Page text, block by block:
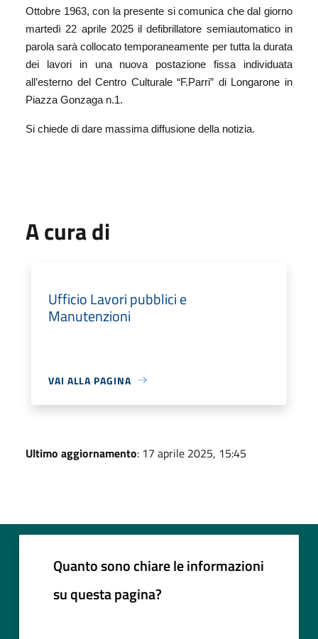
Ottobre 1963, con la presente si comunica che dal giorno
martedì 22 aprile 2025 il defibrillatore semiautomatico in
parola sarà collocato temporaneamente per tutta la durata
dei lavori in una nuova postazione fissa individuata
all’esterno del Centro Culturale “F.Parri” di Longarone in
Piazza Gonzaga n.1.
Si chiede di dare massima diffusione della notizia.
A cura di
Ufficio Lavori pubblici e
Manutenzioni
VAI ALLA PAGINA
Ultimo aggiornamento: 17 aprile 2025, 15:45
Quanto sono chiare le informazioni
su questa pagina?